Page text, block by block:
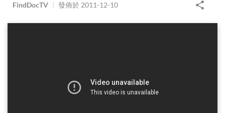
FindDocTV | 發佈於 2011-12-10